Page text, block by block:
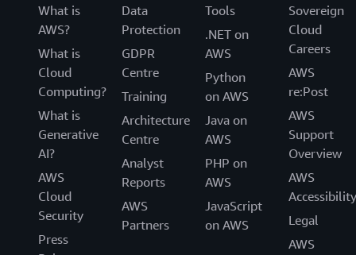
What is
AWS?
What is
Cloud
Computing?
What is
Generative
AI?
AWS
Cloud
Security
Press
Data
Protection
GDPR
Centre
Training
Architecture
Centre
Analyst
Reports
AWS
Partners
Tools
.NET on
AWS
Python
on AWS
Java on
AWS
PHP on
AWS
JavaScript
on AWS
Sovereign
Cloud
Careers
AWS
re:Post
AWS
Support
Overview
AWS
Accessibility
Legal
AWS